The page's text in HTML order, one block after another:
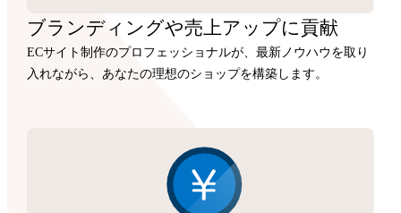
ブランディングや売上アップに貢献
ECサイト制作のプロフェッショナルが、最新ノウハウを取り
入れながら、あなたの理想のショップを構築します。